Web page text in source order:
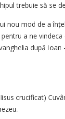
trebuie să se
nou mod de a
a ne
după
crucificat)